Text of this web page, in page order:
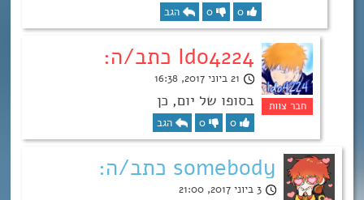
0
0 הגב
Ido4224 כתב/ה:
21 ביוני 2017, 16:38
בסופו של יום, כן
0
0 הגב
somebody כתב/ה:
3 ביוני 2017, 21:00